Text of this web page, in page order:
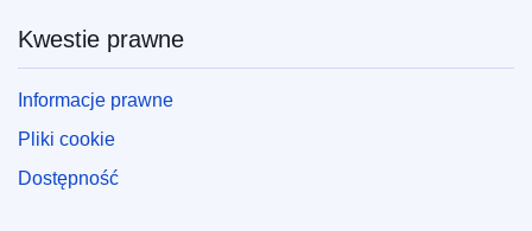
Kwestie prawne
Informacje prawne
Pliki cookie
Dostępność